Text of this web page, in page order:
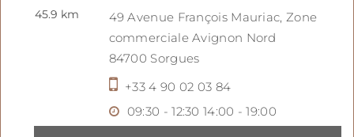
45.9 km 49 Avenue François Mauriac, Zone
commerciale Avignon Nord
84700 Sorgues
+33 4 90 02 03 84
09:30 - 12:30 14:00 - 19:00